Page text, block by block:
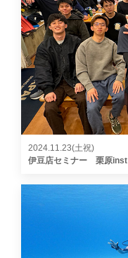
2024.11.23(土祝)
伊豆店セミナー 栗原inst